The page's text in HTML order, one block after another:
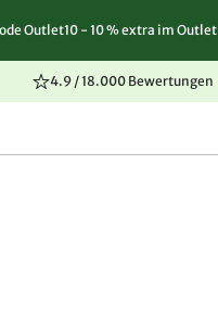
springen
Outlet10 - 10 % extra im Outlet
4.9 / 18.000 Bewertungen